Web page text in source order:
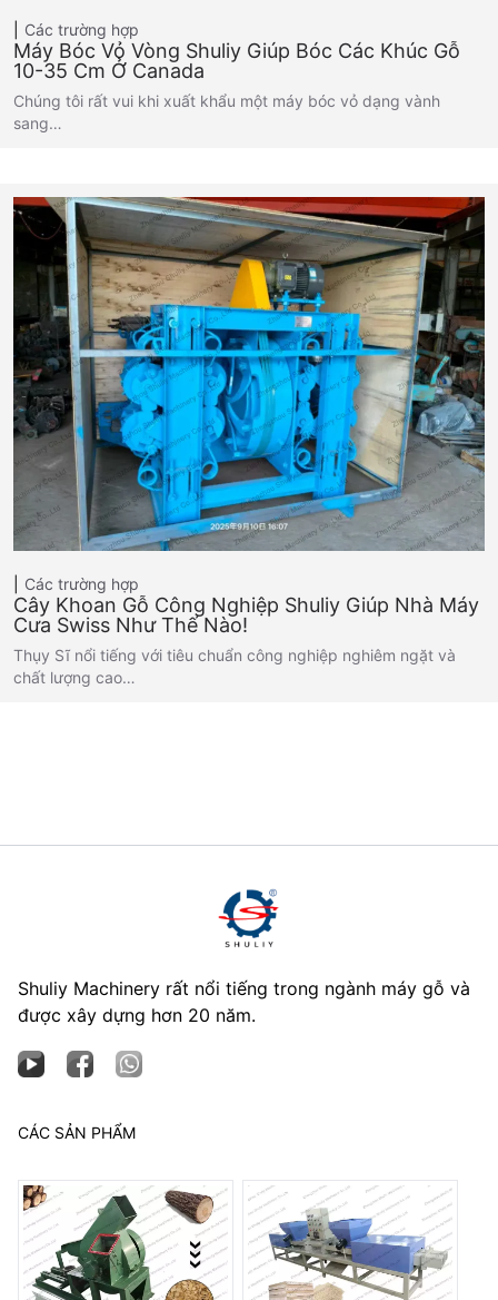
Các trường hợp
Máy Bóc Vỏ Vòng Shuliy Giúp Bóc Các Khúc Gỗ
10-35 Cm Ở Canada
Chúng tôi rất vui khi xuất khẩu một máy bóc vỏ dạng vành
sang…
Các trường hợp
Cây Khoan Gỗ Công Nghiệp Shuliy Giúp Nhà Máy
Cưa Swiss Như Thế Nào!
Thụy Sĩ nổi tiếng với tiêu chuẩn công nghiệp nghiêm ngặt và
chất lượng cao…
Shuliy Machinery rất nổi tiếng trong ngành máy gỗ và
được xây dựng hơn 20 năm.
CÁC SẢN PHẨM